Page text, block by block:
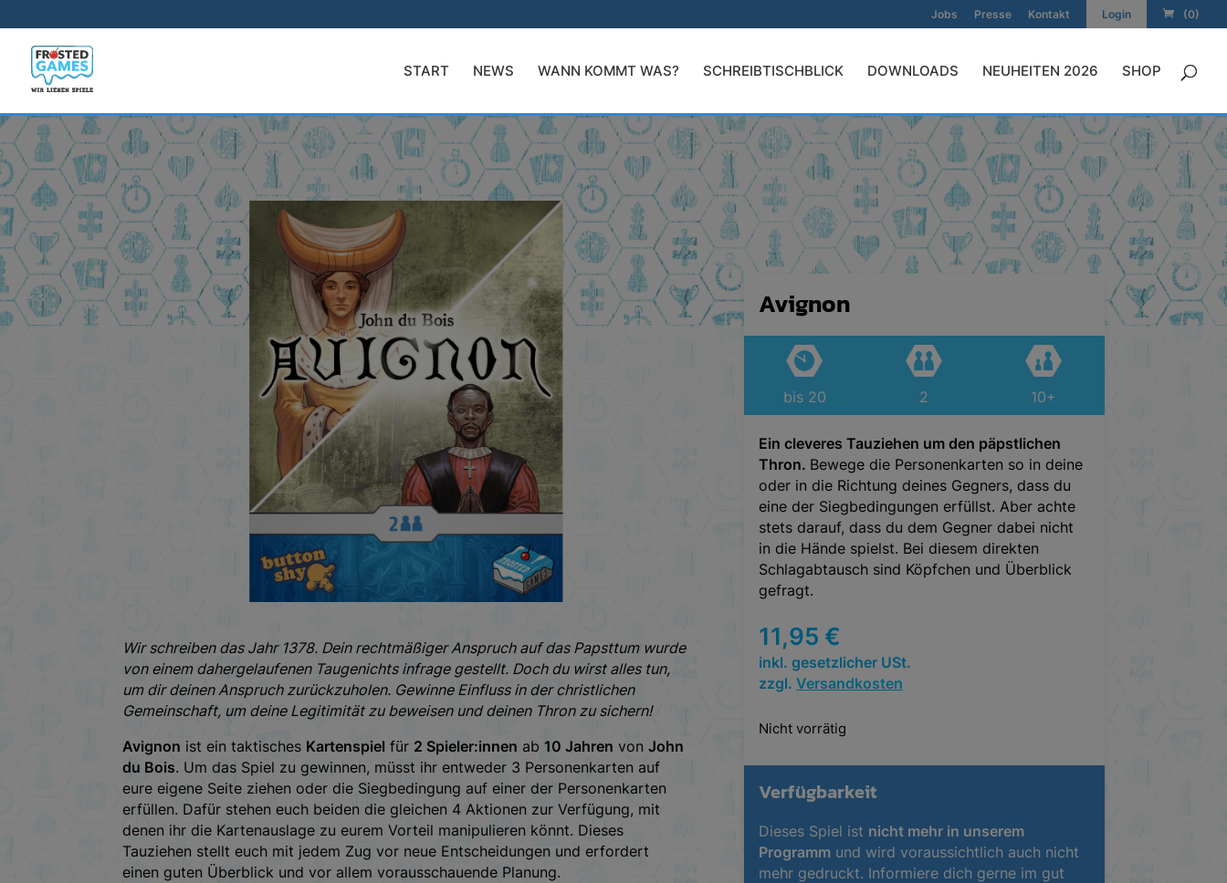
Jobs Presse Kontakt Login (0)
START NEWS WANN KOMMT WAS? SCHREIBTISCHBLICK DOWNLOADS NEUHEITEN 2026 SHOP
Wir schreiben das Jahr 1378. Dein rechtmäßiger Anspruch auf das Papsttum wurde
von einem dahergelaufenen Taugenichts infrage gestellt. Doch du wirst alles tun,
um dir deinen Anspruch zurückzuholen. Gewinne Einfluss in der christlichen
Gemeinschaft, um deine Legitimität zu beweisen und deinen Thron zu sichern!
Avignon ist ein taktisches Kartenspiel für 2 Spieler:innen ab 10 Jahren vonJohn
du Bois. Um das Spiel zu gewinnen, müsst ihr entweder 3 Personenkarten auf
eure eigene Seite ziehen oder die Siegbedingung auf einer der Personenkarten
erfüllen. Dafür stehen euch beiden die gleichen 4 Aktionen zur Verfügung, mit
denen ihr die Kartenauslage zu eurem Vorteil manipulieren könnt. Dieses
Tauziehen stellt euch mit jedem Zug vor neue Entscheidungen und erfordert
einen guten Überblick und vor allem vorausschauende Planung.
Avignon
bis 20 2 10+
Ein cleveres Tauziehen um den päpstlichen
Thron. Bewege die Personenkarten so in deine
oder in die Richtung deines Gegners, dass du
eine der Siegbedingungen erfüllst. Aber achte
stets darauf, dass du dem Gegner dabei nicht
in die Hände spielst. Bei diesem direkten
Schlagabtausch sind Köpfchen und Überblick
gefragt.
11,95 €
inkl. gesetzlicher USt.
zzgl. Versandkosten
Nicht vorrätig
Verfügbarkeit
Dieses Spiel ist nicht mehr in unserem
Programmund wird voraussichtlich auch nicht
mehr gedruckt. Informiere dich gerne im gut